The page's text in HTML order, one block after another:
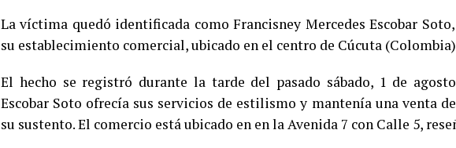
La víctima quedó identificada como Francisney Mercedes Escobar
su establecimiento comercial, ubicado en el centro de Cúcuta
El hecho se registró durante la tarde del pasado sábado, 1 de
Escobar Soto ofrecía sus servicios de estilismo y mantenía una venta
su sustento. El comercio está ubicado en en la Avenida 7 con Calle 5,